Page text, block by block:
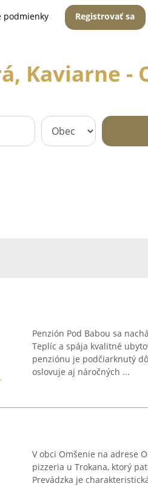
podmienky Registrovať sa
Kaviarne -
Penzión Pod Babou sa
Teplíc a spája kvalitné
penziónu je podčiarknutý
oslovuje aj náročných ...
V obci Omšenie na adrese
pizzeria u Trokana, ktorý
Prevádzka je